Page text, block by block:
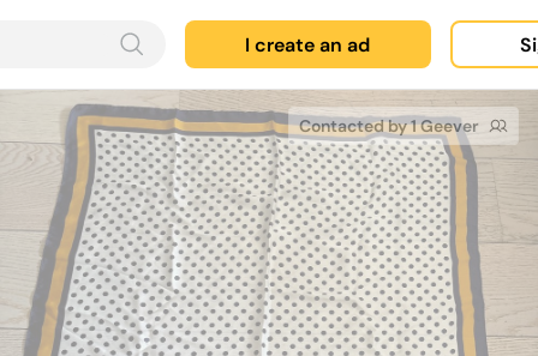
I create an ad
Contacted by 1 Geever